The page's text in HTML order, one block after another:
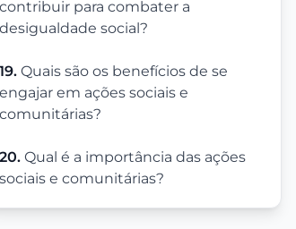
contribuir para combater a
desigualdade social?
19. Quais são os benefícios de se
engajar em ações sociais e
comunitárias?
20. Qual é a importância das ações
sociais e comunitárias?